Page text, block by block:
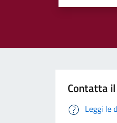
Contatta
Leggi le